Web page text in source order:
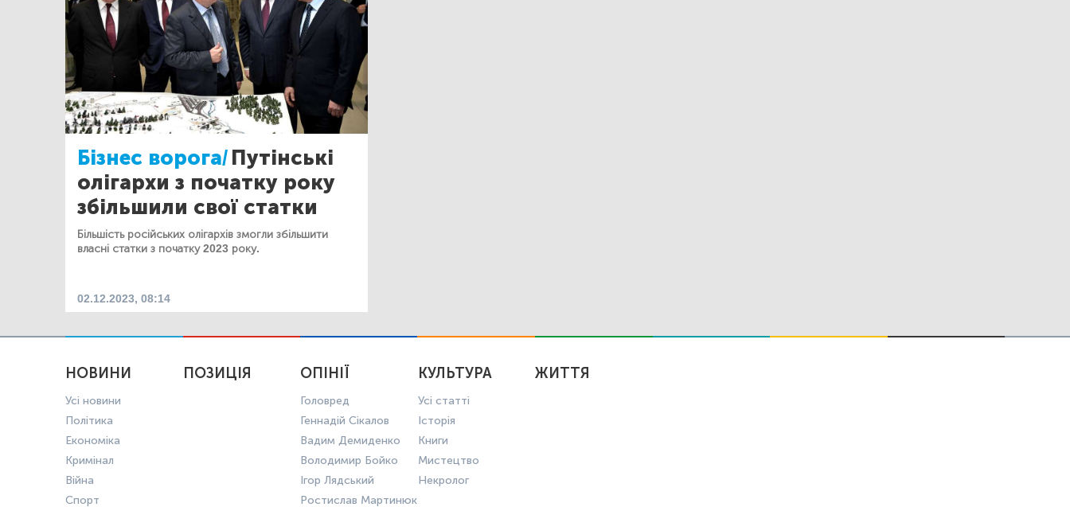
Бізнес ворога/Путінські
олігархи з початку року
збільшили свої статки
Більшість російських олігархів змогли збільшити
власні статки з початку 2023 року.
02.12.2023, 08:14
НОВИНИ
Усі новини
Політика
Економіка
Кримінал
Війна
Спорт
ПОЗИЦІЯ ОПІНІЇ
Головред
Геннадій Сікалов
Вадим Демиденко
Володимир Бойко
Ігор Лядський
Ростислав Мартинюк
КУЛЬТУРА
Усі статті
Історія
Книги
Мистецтво
Некролог
ЖИТТЯ